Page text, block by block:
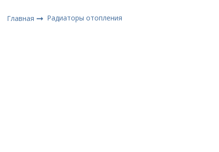
Главная Радиаторы отопления